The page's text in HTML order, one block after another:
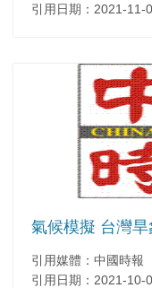
引用日期：2021-11-
氣候模擬 台灣
引用媒體：中國時報
引用日期：2021-10-